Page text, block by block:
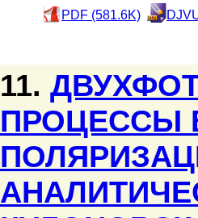
PDF (581.6K)
11.
ПРОЦЕССЫ